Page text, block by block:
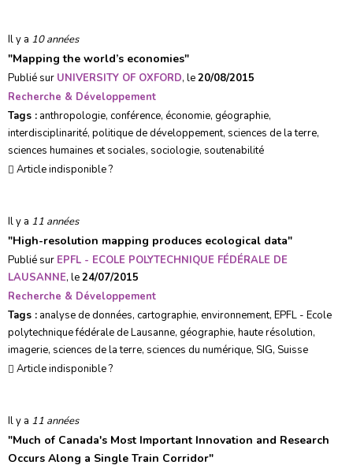
Il y a 10 années
"Mapping the world’s economies"
Publié sur UNIVERSITY OF OXFORD, le20/08/2015
Recherche & Développement
Tags : anthropologie, conférence, économie, géographie,
interdisciplinarité, politique de développement, sciences de la terre,
sciences humaines et sociales, sociologie, soutenabilité
Article indisponible ?
Il y a 11 années
"High-resolution mapping produces ecological data"
Publié sur EPFL - ECOLE POLYTECHNIQUE FÉDÉRALE DE
LAUSANNE, le24/07/2015
Recherche & Développement
Tags : analyse de données, cartographie, environnement, EPFL - Ecole
polytechnique fédérale de Lausanne, géographie, haute résolution,
imagerie, sciences de la terre, sciences du numérique, SIG, Suisse
Article indisponible ?
Il y a 11 années
"Much of Canada's Most Important Innovation and Research
Occurs Along a Single Train Corridor"